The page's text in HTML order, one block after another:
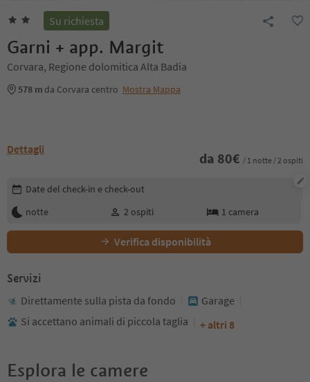
Su richiesta
Garni + app. Margit
Corvara, Regione dolomitica Alta Badia
578 m da Corvara centro Mostra Mappa
Dettagli
da 80€ / 1 notte / 2 ospiti
Modifica i dettagli della prenotazione
Date del check-in e check-out
notte
2 ospiti 1 camera
Verifica disponibilità
Servizi
Direttamente sulla pista da fondo
Garage
Si accettano animali di piccola taglia
+ altri 8
Esplora le camere